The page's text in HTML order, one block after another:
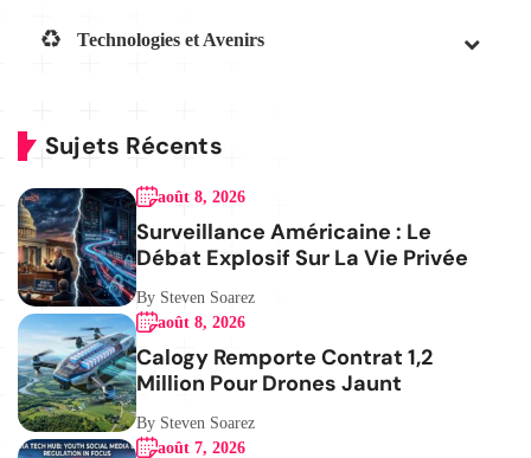
Technologies et Avenirs
Sujets Récents
août 8, 2026
Surveillance Américaine : Le
Débat Explosif Sur La Vie Privée
By Steven Soarez
août 8, 2026
Calogy Remporte Contrat 1,2
Million Pour Drones Jaunt
By Steven Soarez
août 7, 2026